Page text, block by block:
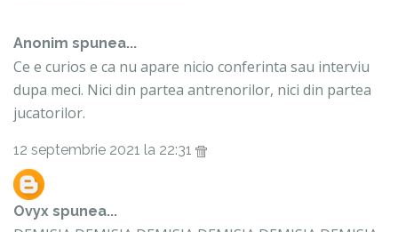
Anonim spunea...
Ce e curios e ca nu apare nicio conferinta sau interviu
dupa meci. Nici din partea antrenorilor, nici din partea
jucatorilor.
12 septembrie 2021 la 22:31
Ovyx spunea...